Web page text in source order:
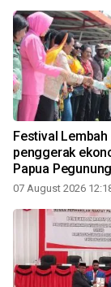
Festival
penggerak
Papua
07 August 2026